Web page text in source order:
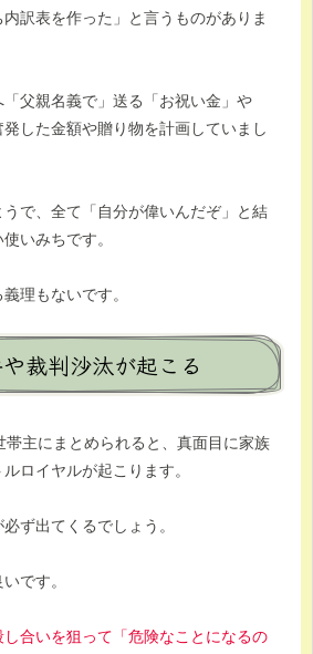
訳表を作った」と言うものがありま
父親名義で」送る「お祝い金」や
発した金額や贈り物を計画していまし
で、全て「自分が偉いんだぞ」と結
いみちです。
理もないです。
裁判沙汰が起こる
主にまとめられると、真面目に家族
ロイヤルが起こります。
ず出てくるでしょう。
です。
合いを狙って「危険なことになるの